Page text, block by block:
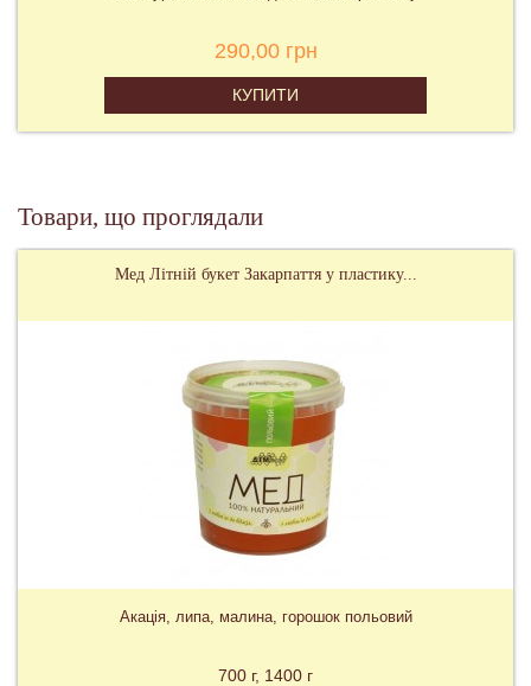
290,00 грн
КУПИТИ
Товари, що проглядали
Мед Літній букет Закарпаття у пластику...
Акація, липа, малина, горошок польовий
700 г 1400 г